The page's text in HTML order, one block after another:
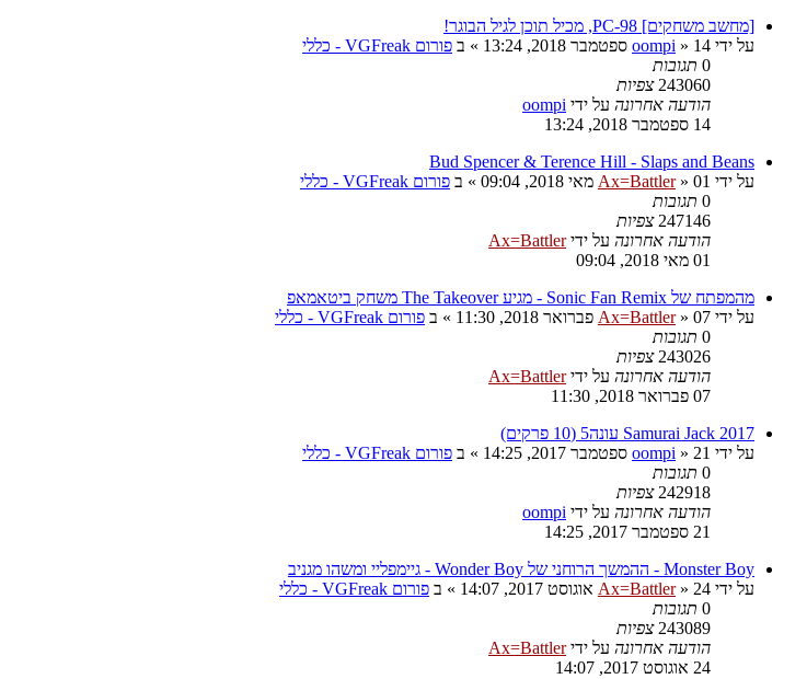
[מחשב משחקים] PC-98, מכיל תוכן לגיל הבוגר!
על ידי
oompi » 14 ספטמבר 2018, 13:24 » ב פורום VGFreak - כללי
0 תגובות
243060 צפיות
הודעה אחרונה על ידי oompi
14 ספטמבר 2018, 13:24
Bud Spencer & Terence Hill - Slaps and Beans
על ידי
Ax=Battler» 01 מאי 2018, 09:04 » ב פורום VGFreak - כללי
0 תגובות
247146 צפיות
הודעה אחרונה על ידיAx=Battler
01 מאי 2018, 09:04
מהמפתח של Sonic Fan Remix - מגיע The Takeover משחק ביטאמאפ
על ידי
Ax=Battler» 07 פברואר 2018, 11:30 » ב פורום VGFreak - כללי
0 תגובות
243026 צפיות
הודעה אחרונה על ידיAx=Battler
07 פברואר 2018, 11:30
Samurai Jack 2017 עונה5 (10 פרקים)
על ידי
oompi » 21 ספטמבר 2017, 14:25 » ב פורום VGFreak - כללי
0 תגובות
242918 צפיות
הודעה אחרונה על ידי oompi
21 ספטמבר 2017, 14:25
Monster Boy - ההמשך הרוחני של Wonder Boy - גיימפליי ומשהו מגניב
על ידי
Ax=Battler» 24 אוגוסט 2017, 14:07 » ב פורום VGFreak - כללי
0 תגובות
243089 צפיות
הודעה אחרונה על ידיAx=Battler
24 אוגוסט 2017, 14:07